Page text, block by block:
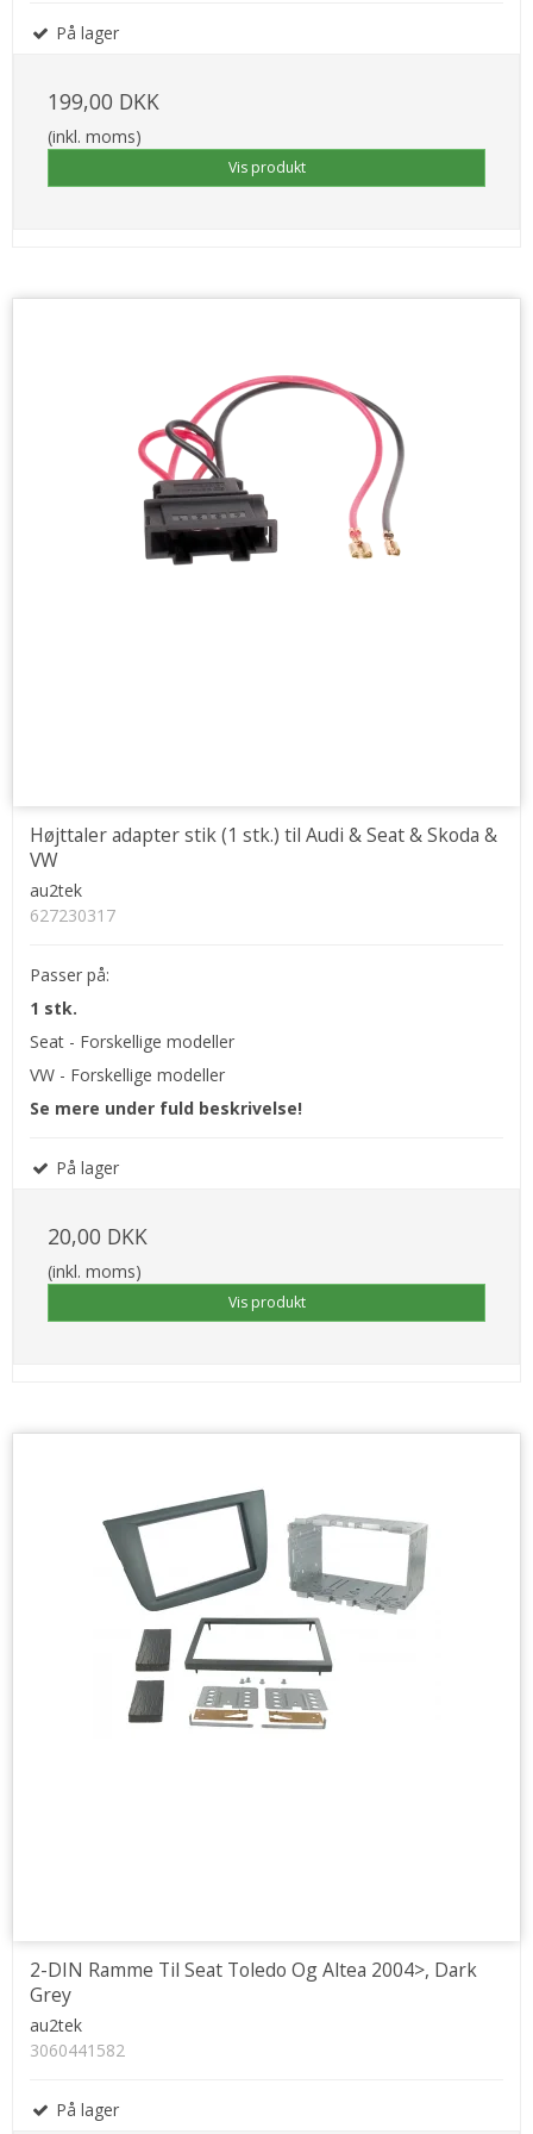
På lager
199,00 DKK
(inkl. moms)
Vis produkt
Højttaler adapter stik (1 stk.) til Audi & Seat & Skoda &
VW
au2tek
627230317
Passer på:
1 stk.
Seat - Forskellige modeller
VW - Forskellige modeller
Se mere under fuld beskrivelse!
På lager
20,00 DKK
(inkl. moms)
Vis produkt
2-DIN Ramme Til Seat Toledo Og Altea 2004>, Dark
Grey
au2tek
3060441582
På lager